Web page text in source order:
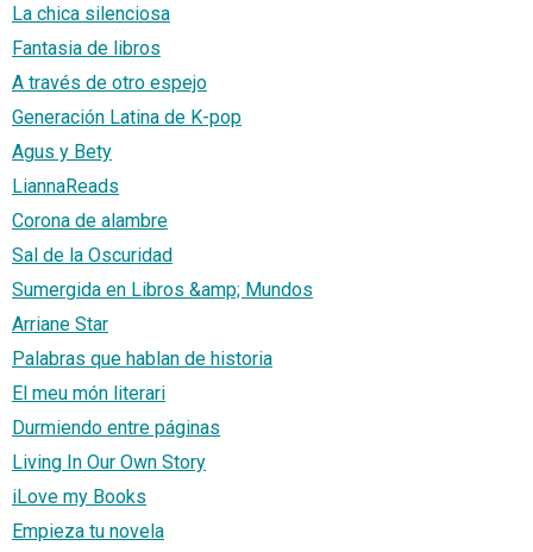
La chica silenciosa
Fantasia de libros
A través de otro espejo
Generación Latina de K-pop
Agus y Bety
LiannaReads
Corona de alambre
Sal de la Oscuridad
Sumergida en Libros &amp; Mundos
Arriane Star
Palabras que hablan de historia
El meu món literari
Durmiendo entre páginas
Living In Our Own Story
iLove my Books
Empieza tu novela